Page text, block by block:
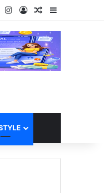
Instagram
Log InRandom Article
Sidebar